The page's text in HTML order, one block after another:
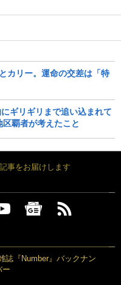
カリー。運命の交差は「特
ギリギリまで追い込まれて
覇者が考えたこと
事をお届けします
誌『Number』バックナン
ー